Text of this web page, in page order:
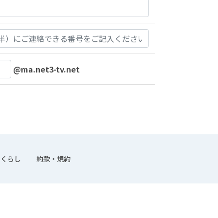
@ma.net3-tv.net
くらし 約款・規約